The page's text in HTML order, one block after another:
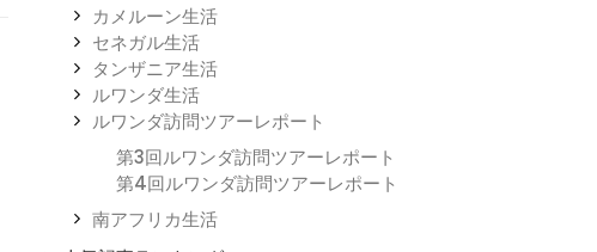
カメルーン生活
セネガル生活
タンザニア生活
ルワンダ生活
ルワンダ訪問ツアーレポート
第3回ルワンダ訪問ツアーレポート
第4回ルワンダ訪問ツアーレポート
南アフリカ生活